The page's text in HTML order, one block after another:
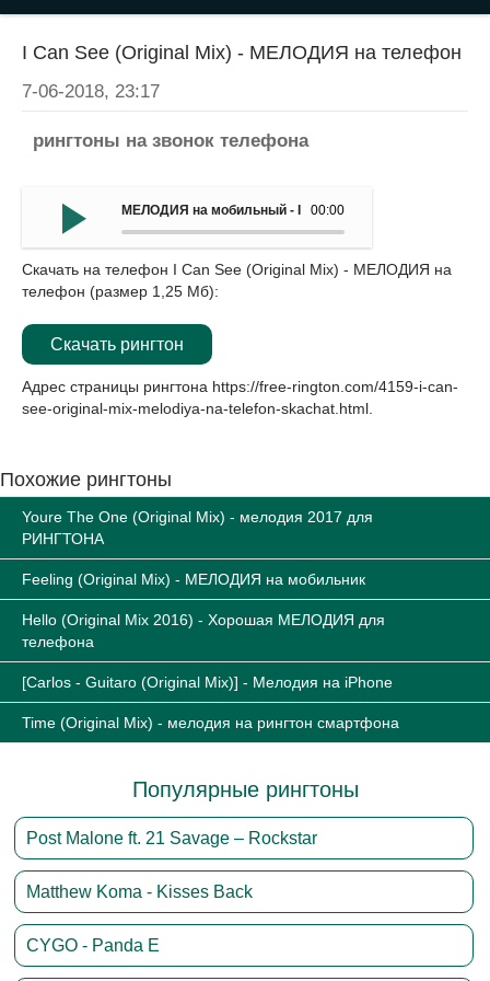
I Can See (Original Mix) - МЕЛОДИЯ на телефон
7-06-2018, 23:17
рингтоны на звонок телефона
00:00
МЕЛОДИЯ на мобильный - I Can See (Original Mix)
Скачать на телефон I Can See (Original Mix) - МЕЛОДИЯ на
телефон (размер 1,25 Мб):
Скачать рингтон
Адрес страницы рингтона https://free-rington.com/4159-i-can-
see-original-mix-melodiya-na-telefon-skachat.html
Похожие рингтоны
Youre The One (Original Mix) - мелодия 2017 для
РИНГТОНА
Feeling (Original Mix) - МЕЛОДИЯ на мобильник
Hello (Original Mix 2016) - Хорошая МЕЛОДИЯ для
телефона
[Carlos - Guitaro (Original Mix)] - Мелодия на iPhone
Time (Original Mix) - мелодия на рингтон смартфона
Популярные рингтоны
Post Malone ft. 21 Savage – Rockstar
Matthew Koma - Kisses Back
CYGO - Panda E